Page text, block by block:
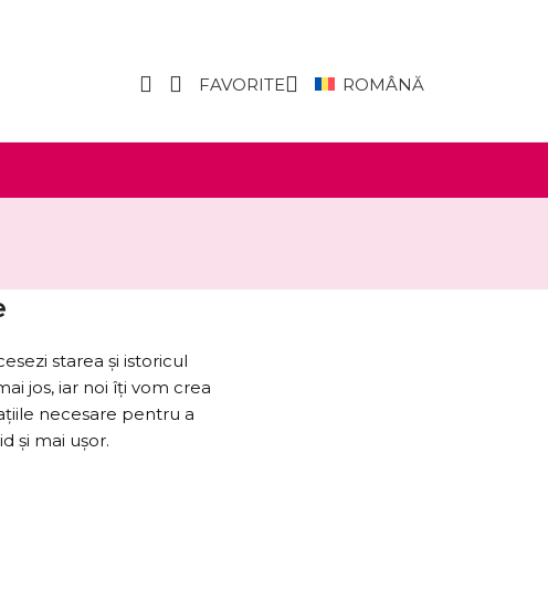
FAVORITE ROMÂNĂ
starea și istoricul
jos, iar noi îți vom crea
necesare pentru a
și mai ușor.